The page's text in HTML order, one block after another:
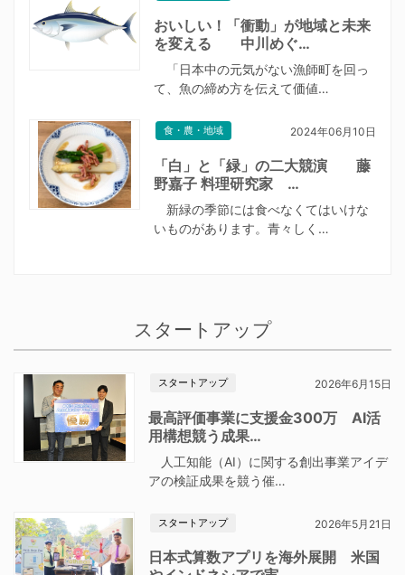
おいしい！「衝動」が地域と未来
を変える 中川めぐ…
「日本中の元気がない漁師町を回っ
て、魚の締め方を伝えて価値…
食・農・地域 2024年06月10日
「白」と「緑」の二大競演 藤
野嘉子 料理研究家 …
新緑の季節には食べなくてはいけな
いものがあります。青々しく…
スタートアップ
スタートアップ 2026年6月15日
最高評価事業に支援金300万 AI活
用構想競う成果…
人工知能（AI）に関する創出事業アイデ
アの検証成果を競う催…
スタートアップ 2026年5月21日
日本式算数アプリを海外展開 米国